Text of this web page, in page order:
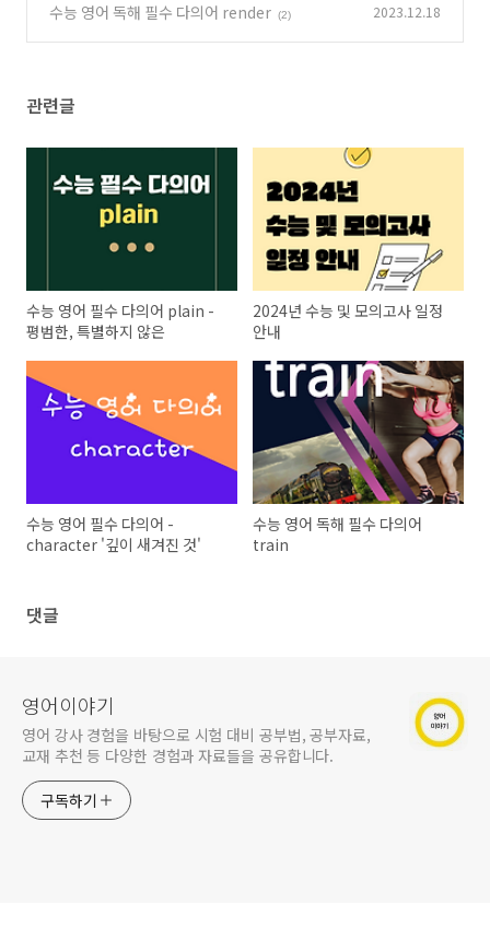
수능 영어 독해 필수 다의어 render (2) 2023.12.18
관련글
수능 영어 필수 다의어 plain -
평범한, 특별하지 않은
2024년 수능 및 모의고사 일정
안내
수능 영어 필수 다의어 -
character '깊이 새겨진 것'
수능 영어 독해 필수 다의어
train
댓글
영어이야기
영어 강사 경험을 바탕으로 시험 대비 공부법, 공부자료,
교재 추천 등 다양한 경험과 자료들을 공유합니다.
구독하기